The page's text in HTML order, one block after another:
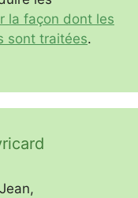
la façon dont les
sont traitées.